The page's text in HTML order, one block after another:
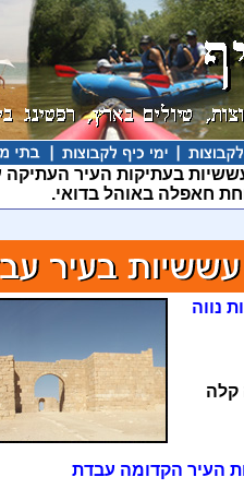
עששיות בעתיקות העיר
חאפלה באוהל בדואי.
נווה
קלה
העיר הקדומה עבדת